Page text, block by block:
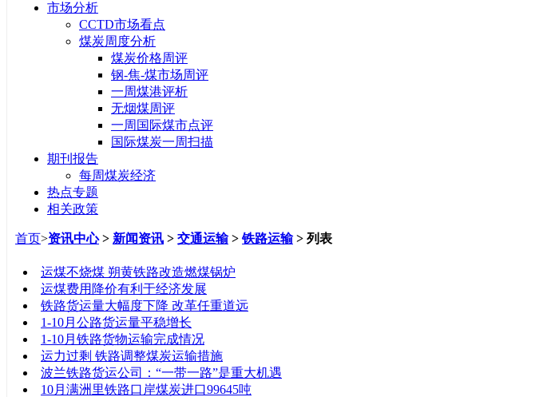
市场分析
CCTD市场看点
煤炭周度分析
煤炭价格周评
钢-焦-煤市场周评
一周煤港评析
无烟煤周评
一周国际煤市点评
国际煤炭一周扫描
期刊报告
每周煤炭经济
热点专题
相关政策
首页>资讯中心> 新闻资讯 > 交通运输> 铁路运输> 列表
运煤不烧煤 朔黄铁路改造燃煤锅炉
运煤费用降价有利于经济发展
铁路货运量大幅度下降 改革任重道远
1-10月公路货运量平稳增长
1-10月铁路货物运输完成情况
运力过剩 铁路调整煤炭运输措施
波兰铁路货运公司：“一带一路”是重大机遇
10月满洲里铁路口岸煤炭进口99645吨